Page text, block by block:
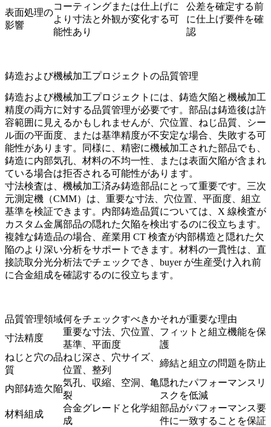
表面処理の
影響
コーティングまたは仕上げに
より寸法と外観が変化する可
能性あり
公差を確定する前
に仕上げ要件を確
認
鋳造および機械加工プロジェクトの品質管理
鋳造および機械加工プロジェクトには、鋳造欠陥と機械加工
精度の両方に対する品質管理が必要です。部品は鋳造後は許
容範囲に見えるかもしれませんが、穴位置、ねじ品質、シー
ル面の平面度、または基準精度が不安定な場合、失敗する可
能性があります。同様に、精密に機械加工された部品でも、
鋳造に内部気孔、材料の不均一性、または表面欠陥が含まれ
ている場合は拒否される可能性があります。
寸法検査は、機械加工済み鋳造部品にとって重要です。 三次
元測定機（CMM） は、重要な寸法、穴位置、平面度、組立
基準を検証できます。内部鋳造品質については、 X 線検査が
カスタム金属部品の隠れた欠陥を検出するのに役立ちます。
複雑な鋳造品の場合、 産業用 CT 検査が内部構造と隠れた欠
陥のより深い分析をサポートできます。材料の一貫性は、 直
接読取分光分析法でチェックでき、buyer が生産受け入れ前
に合金組成を確認するのに役立ちます。
品質管理領域何をチェックすべきかそれが重要な理由
寸法精度
重要な寸法、穴位置、
基準、平面度
フィットと組立機能を保
護
ねじと穴の品
質
ねじ深さ、穴サイズ、
位置、整列
締結と組立の問題を防止
内部鋳造欠陥
気孔、収縮、空洞、亀
裂
隠れたパフォーマンスリ
スクを低減
材料組成
合金グレードと化学組
成
部品がパフォーマンス要
件に一致することを保証